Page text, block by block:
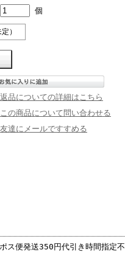
個
）
返品についての詳細はこちら
この商品について問い合わせる
友達にメールですすめる
便発送350円代引き時間指定不